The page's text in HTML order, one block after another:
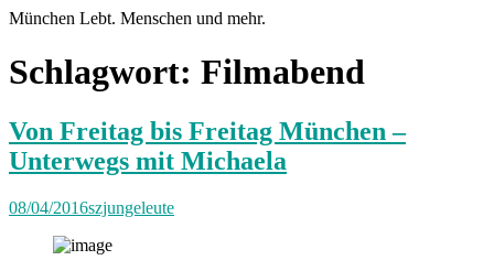
München Lebt. Menschen und mehr.
Schlagwort: Filmabend
Von Freitag bis Freitag München –
Unterwegs mit Michaela
08/04/2016szjungeleute